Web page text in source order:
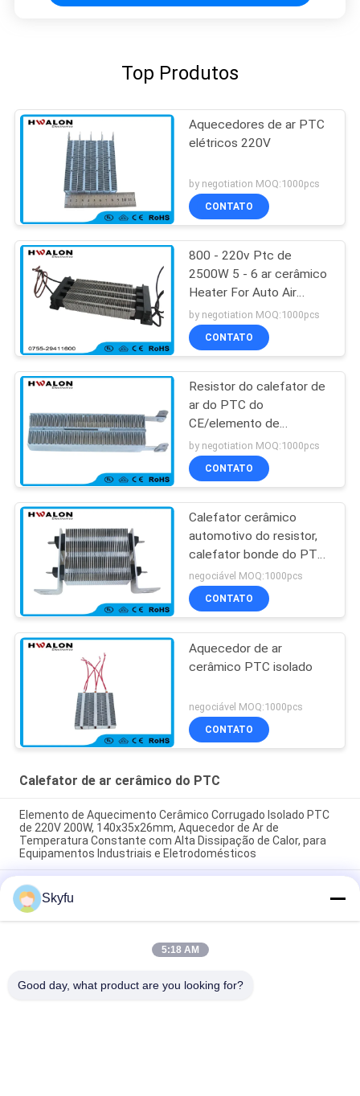
Top Produtos
Aquecedores de ar PTC
elétricos 220V
by negotiation MOQ:1000pcs
CONTATO
800 - 220v Ptc de
2500W 5 - 6 ar cerâmico
Heater For Auto Air
Conditioner de M/S
by negotiation MOQ:1000pcs
CONTATO
Resistor do calefator de
ar do PTC do
CE/elemento de
aquecimento para o
termostato do
aquecimento de
by negotiation MOQ:1000pcs
CONTATO
Calefator cerâmico
automotivo do resistor,
calefator bonde do PTC
do condicionamento de
ar do carro
negociável MOQ:1000pcs
CONTATO
Aquecedor de ar
cerâmico PTC isolado
negociável MOQ:1000pcs
CONTATO
Calefator de ar cerâmico do PTC
Elemento de Aquecimento Cerâmico Corrugado Isolado PTC
de 220V 200W, 140x35x26mm, Aquecedor de Ar de
Temperatura Constante com Alta Dissipação de Calor, para
Equipamentos Industriais e Eletrodomésticos
Espaço Economia de energia PTC Car Air Fan Heater
Temperatura constante aquecimento Elementos de
aquecimento de ar Casa segura
48V 200w 75x76x26mm ptc cerâmica ventilador de ar
aquecedor elemento de aquecimento para sistemas de ar
Skyfu
5:18 AM
Good day, what product are you looking for?